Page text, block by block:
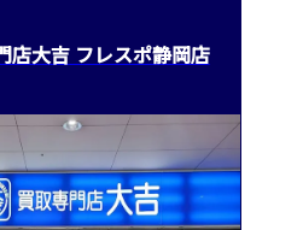
店大吉 フレスポ静岡店